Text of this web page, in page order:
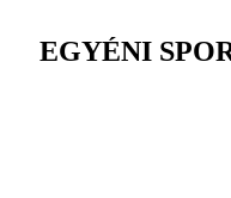
EGYÉNI